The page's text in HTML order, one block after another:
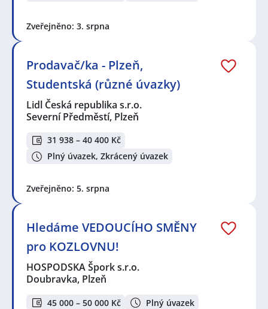
Zveřejněno: 3. srpna
Prodavač/ka - Plzeň,
Studentská (různé úvazky)
Lidl Česká republika s.r.o.
Severní Předměstí, Plzeň
31 938 – 40 400 Kč
Plný úvazek, Zkrácený úvazek
Zveřejněno: 5. srpna
Hledáme VEDOUCÍHO SMĚNY
pro KOZLOVNU!
HOSPODSKA Špork s.r.o.
Doubravka, Plzeň
45 000 – 50 000 Kč
Plný úvazek